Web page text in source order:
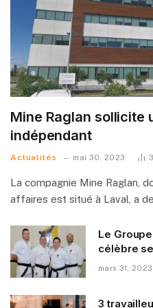
Mine Raglan sollicite
indépendant
Actualités mai 30, 2023
La compagnie Mine Raglan,
affaires est situé à Laval, a
Le
célèbre
mars 31, 2023
3